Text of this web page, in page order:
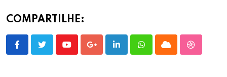
COMPARTILHE:
YoutubeGoogle+LinkedInWhatsappCloud